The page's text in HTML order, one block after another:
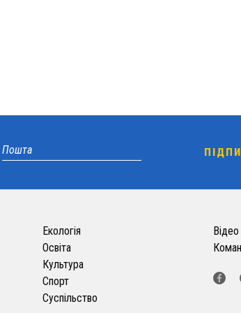
Екологія
Освіта
Культура
Спорт
Суспільство
Відео